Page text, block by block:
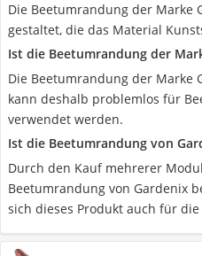
Die Beetumrandung der Marke
gestaltet, die das Material
Ist die Beetumrandung der
Die Beetumrandung der Marke
kann deshalb problemlos für
verwendet werden.
Ist die Beetumrandung von
Durch den Kauf mehrerer
Beetumrandung von Gardenix
sich dieses Produkt auch für